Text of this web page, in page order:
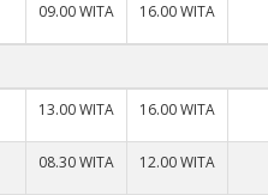
09.00 WITA 16.00 WITA
13.00 WITA 16.00 WITA
08.30 WITA 12.00 WITA